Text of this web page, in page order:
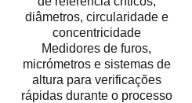
diâmetros, circularidade e
concentricidade
Medidores de furos,
micrómetros e sistemas de
altura para verificações
rápidas durante o processo